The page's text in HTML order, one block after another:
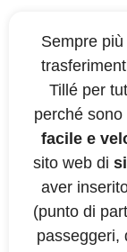
Sempre
Tillé per
perché
facile e
sito web di
aver
(punto di
passeggeri,